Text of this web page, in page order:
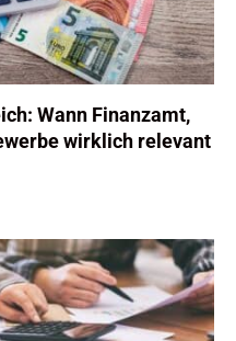
Wann Finanzamt,
wirklich relevant